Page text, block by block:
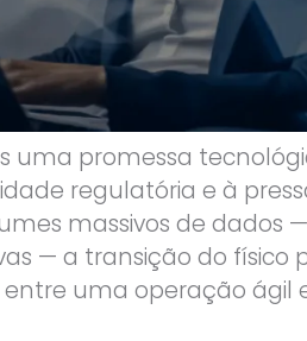
uma promessa
regulatória e à
massivos de dados
— a transição do físico
uma operação ágil